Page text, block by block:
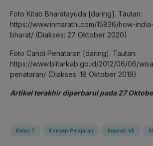
Foto Kitab Bharatayuda [daring]. Tautan:
https://www.inmarathi.com/15836/how-
bharat/ (Diakses: 27 Oktober 2020)
Foto Candi Penataran [daring]. Tautan:
https://www.blitarkab.go.id/2012/06/06/
penataran/ (Diakses: 18 Oktober 2019)
Artikel terakhir diperbarui pada 27
Kelas 7 Konsep Pelajaran Sejarah VII